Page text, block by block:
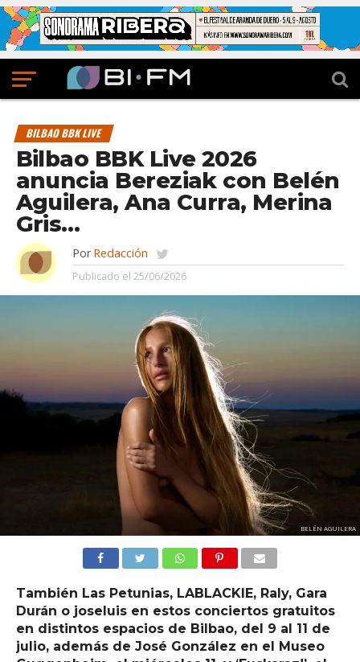
BILBAO BBK LIVE
Bilbao BBK Live 2026
anuncia Bereziak con Belén
Aguilera, Ana Curra, Merina
Gris…
Por Redacción
Publicado el 25/06/2026
BELÉN AGUILERA
También Las Petunias, LABLACKIE, Raly, Gara
Durán o joseluis en estos conciertos gratuitos
en distintos espacios de Bilbao, del 9 al 11 de
julio, además de José González en el Museo